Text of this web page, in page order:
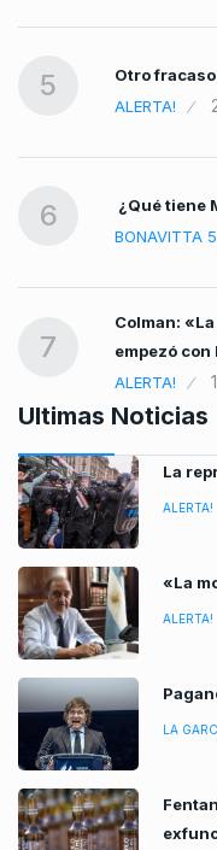
5
Otro
ALERTA!
6
¿Qué tiene
BONAVITTA
7
Colman:
empezó
ALERTA!
Ultimas Noticias
La
ALERTA!
«La
ALERTA!
LA